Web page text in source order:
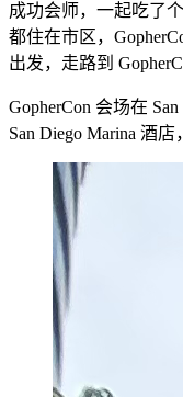
成功会师，一起吃了
都住在市区，
出发，走路到
GopherCon 会场在
San Diego Marina 酒